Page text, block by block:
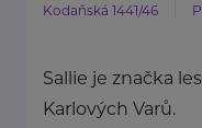
Kodaňská 1441/46
Sallie je značka
Karlových Varů.